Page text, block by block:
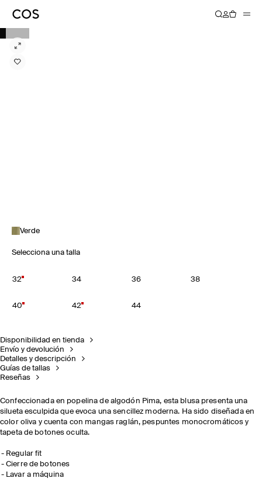
Verde
Selecciona una talla
32 34 36 38
40 42 44
Disponibilidad en tienda
Envío y devolución
Detalles y descripción
Guías de tallas
Reseñas
Confeccionada en popelina de algodón Pima, esta blusa presenta una
silueta esculpida que evoca una sencillez moderna. Ha sido diseñada en
color oliva y cuenta con mangas raglán, pespuntes monocromáticos y
tapeta de botones oculta.
Regular fit
Cierre de botones
Lavar a máquina